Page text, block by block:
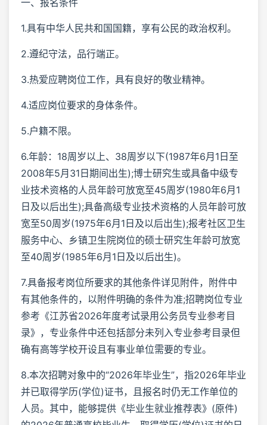
1.具有中华人民共和国国籍，享有公民的政治权利。
2.遵纪守法，品行端正。
3.热爱应聘岗位工作，具有良好的敬业精神。
4.适应岗位要求的身体条件。
5.户籍不限。
6.年龄：18周岁以上、38周岁以下(1987年6月1日至
2008年5月31日期间出生);博士研究生或具备中级专
业技术资格的人员年龄可放宽至45周岁(1980年6月1
日及以后出生);具备高级专业技术资格的人员年龄可放
宽至50周岁(1975年6月1日及以后出生);报考社区卫生
服务中心、乡镇卫生院岗位的硕士研究生年龄可放宽
至40周岁(1985年6月1日及以后出生)。
7.具备报考岗位所要求的其他条件详见附件，附件中
有其他条件的，以附件明确的条件为准;招聘岗位专业
参考《江苏省2026年度考试录用公务员专业参考目
录》，专业条件中还包括部分未列入专业参考目录但
确有高等学校开设且有事业单位需要的专业。
8.本次招聘对象中的“2026年毕业生”，指2026年毕业
并已取得学历(学位)证书，且报名时仍无工作单位的
人员。其中，能够提供《毕业生就业推荐表》(原件)